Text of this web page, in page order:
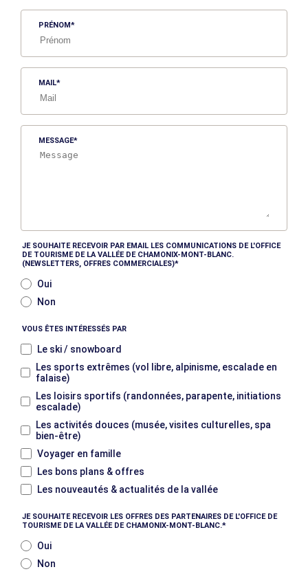
PRÉNOM
MAIL
MESSAGE
JE SOUHAITE RECEVOIR PAR EMAIL LES COMMUNICATIONS DE L'OFFICE
DE TOURISME DE LA VALLÉE DE CHAMONIX-MONT-BLANC.
(NEWSLETTERS, OFFRES COMMERCIALES)
Oui
Non
VOUS ÊTES INTÉRESSÉS PAR
Le ski / snowboard
Les sports extrêmes (vol libre, alpinisme, escalade en
falaise)
Les loisirs sportifs (randonnées, parapente, initiations
escalade)
Les activités douces (musée, visites culturelles, spa
bien-être)
Voyager en famille
Les bons plans & offres
Les nouveautés & actualités de la vallée
JE SOUHAITE RECEVOIR LES OFFRES DES PARTENAIRES DE L'OFFICE DE
TOURISME DE LA VALLÉE DE CHAMONIX-MONT-BLANC.
Oui
Non